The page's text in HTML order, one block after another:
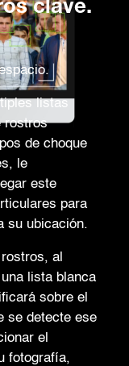
clave.
listas
rostros
de choque
le
este
para
su ubicación.
al
lista blanca
sobre el
se detecte ese
el
fotografía,